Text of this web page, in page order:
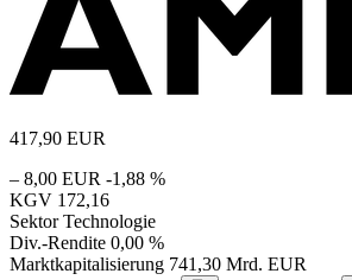
417,90 EUR
– 8,00 EUR -1,88 %
KGV 172,16
Sektor Technologie
Div.-Rendite 0,00 %
Marktkapitalisierung 741,30 Mrd. EUR